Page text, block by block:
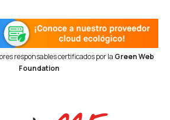
responsables certificados por la Green Web
Foundation